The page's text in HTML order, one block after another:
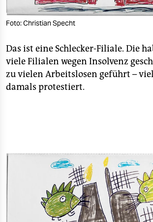
veranstaltungen
shop
fragen & hilfe
unterstützen
abo
Foto: Christian Specht
Das ist eine Schlecker-Filiale. Die
viele Filialen wegen Insolvenz
zu vielen Arbeitslosen geführt –
damals protestiert.